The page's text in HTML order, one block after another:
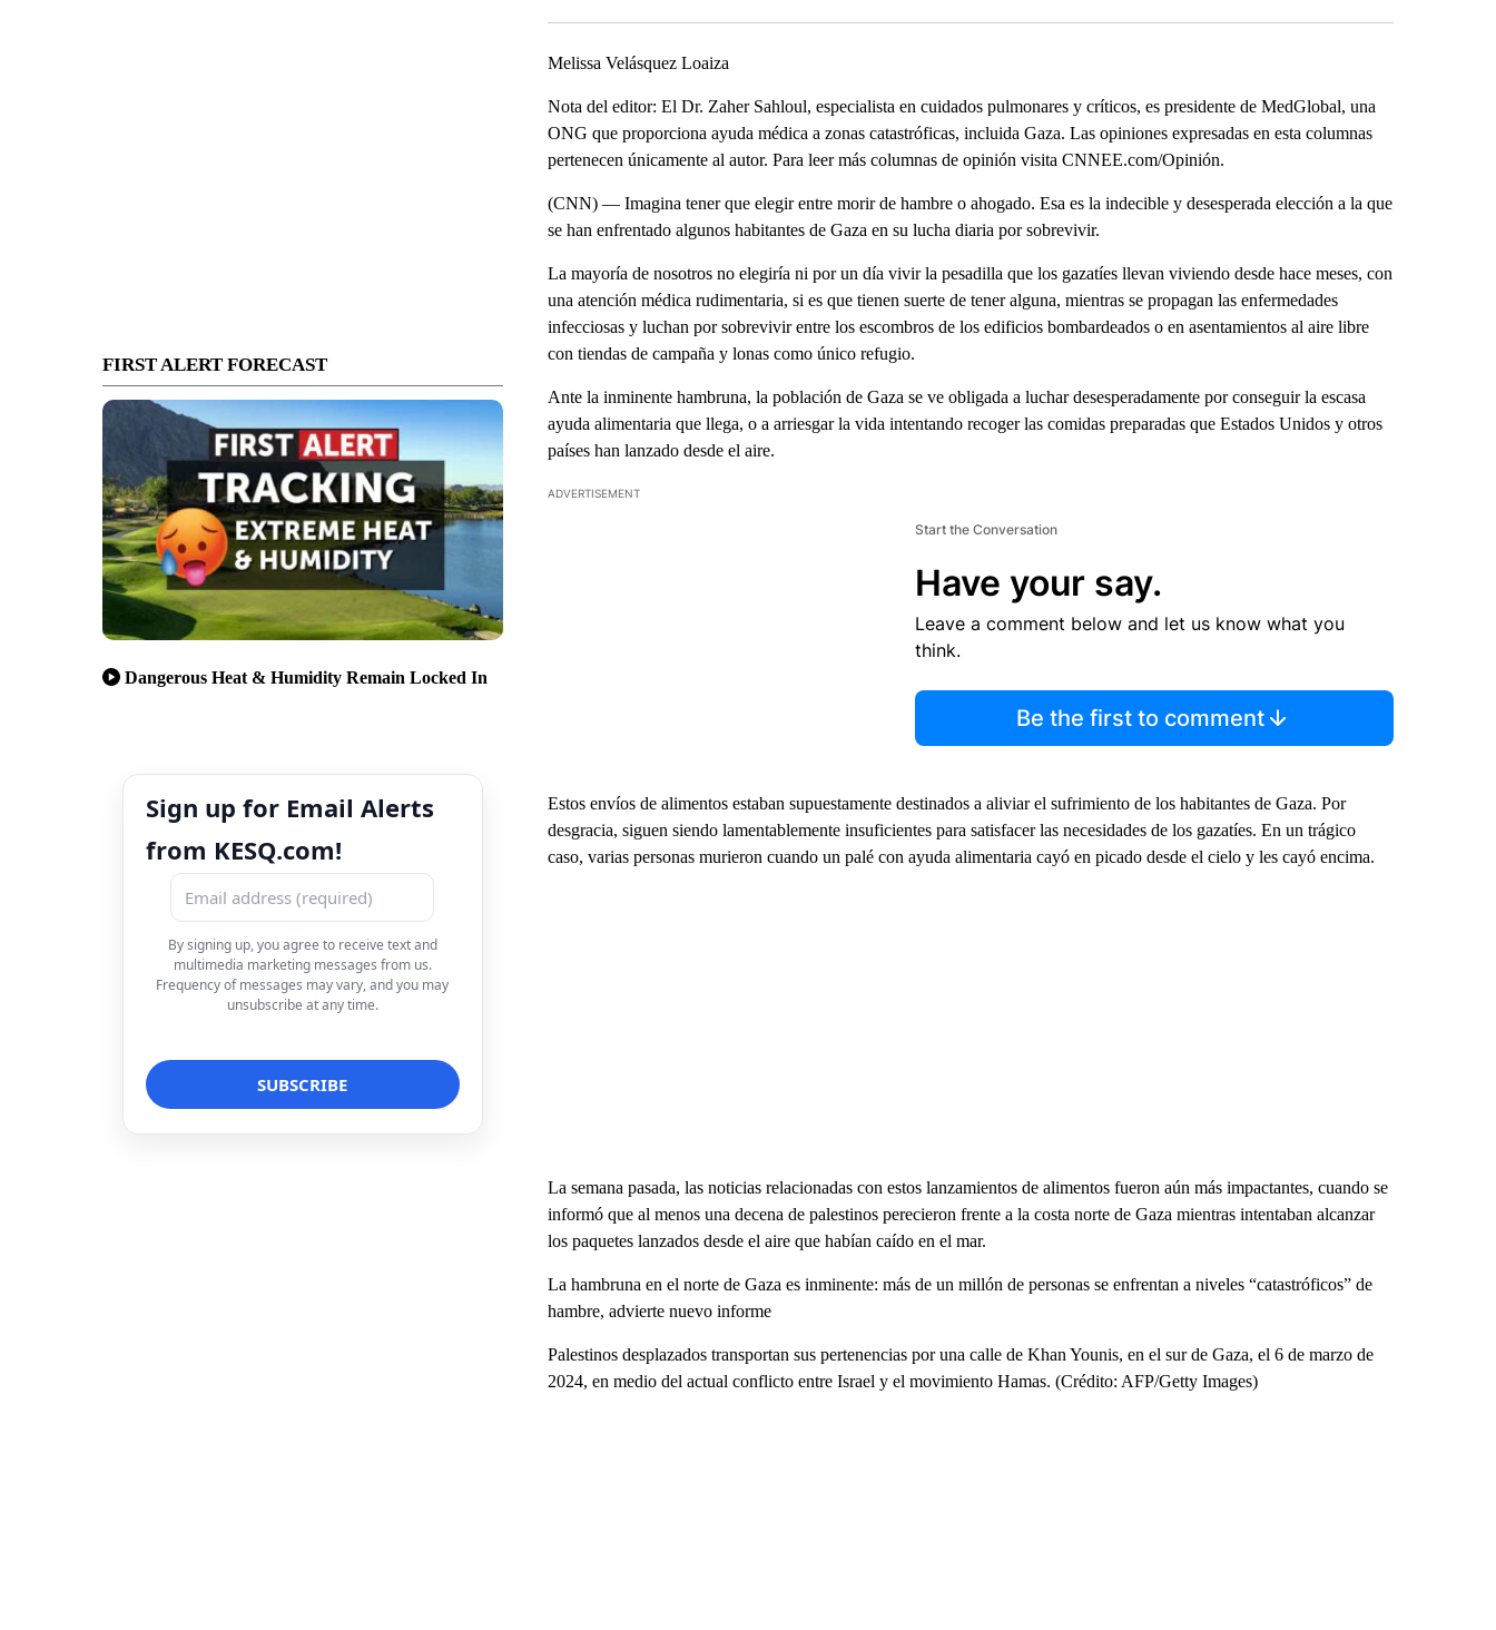
FIRST ALERT FORECAST
Dangerous Heat & Humidity Remain Locked In
Sign up for Email Alerts
from KESQ.com!
By signing up, you agree to receive text and
multimedia marketing messages from us.
Frequency of messages may vary, and you may
unsubscribe at any time.
Melissa Velásquez Loaiza
Nota del editor: El Dr. Zaher Sahloul, especialista en cuidados pulmonares y críticos, es presidente de MedGlobal, una
ONG que proporciona ayuda médica a zonas catastróficas, incluida Gaza. Las opiniones expresadas en esta columnas
pertenecen únicamente al autor. Para leer más columnas de opinión visita CNNEE.com/Opinión.
(CNN) — Imagina tener que elegir entre morir de hambre o ahogado. Esa es la indecible y desesperada elección a la que
se han enfrentado algunos habitantes de Gaza en su lucha diaria por sobrevivir.
La mayoría de nosotros no elegiría ni por un día vivir la pesadilla que los gazatíes llevan viviendo desde hace meses, con
una atención médica rudimentaria, si es que tienen suerte de tener alguna, mientras se propagan las enfermedades
infecciosas y luchan por sobrevivir entre los escombros de los edificios bombardeados o en asentamientos al aire libre
con tiendas de campaña y lonas como único refugio.
Ante la inminente hambruna, la población de Gaza se ve obligada a luchar desesperadamente por conseguir la escasa
ayuda alimentaria que llega, o a arriesgar la vida intentando recoger las comidas preparadas que Estados Unidos y otros
países han lanzado desde el aire.
ADVERTISEMENT
Start the Conversation
Have your say.
Leave a comment below and let us know what you
think.
Be the first to comment
Estos envíos de alimentos estaban supuestamente destinados a aliviar el sufrimiento de los habitantes de Gaza. Por
desgracia, siguen siendo lamentablemente insuficientes para satisfacer las necesidades de los gazatíes. En un trágico
caso, varias personas murieron cuando un palé con ayuda alimentaria cayó en picado desde el cielo y les cayó encima.
La semana pasada, las noticias relacionadas con estos lanzamientos de alimentos fueron aún más impactantes, cuando se
informó que al menos una decena de palestinos perecieron frente a la costa norte de Gaza mientras intentaban alcanzar
los paquetes lanzados desde el aire que habían caído en el mar.
La hambruna en el norte de Gaza es inminente: más de un millón de personas se enfrentan a niveles “catastróficos” de
hambre, advierte nuevo informe
Palestinos desplazados transportan sus pertenencias por una calle de Khan Younis, en el sur de Gaza, el 6 de marzo de
2024, en medio del actual conflicto entre Israel y el movimiento Hamas. (Crédito: AFP/Getty Images)